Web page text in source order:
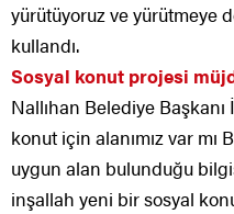
yürütüyoruz ve yürütmeye
kullandı.
Sosyal konut projesi
Nallıhan Belediye Başkanı
konut için alanımız var mı
uygun alan bulunduğu
inşallah yeni bir sosyal